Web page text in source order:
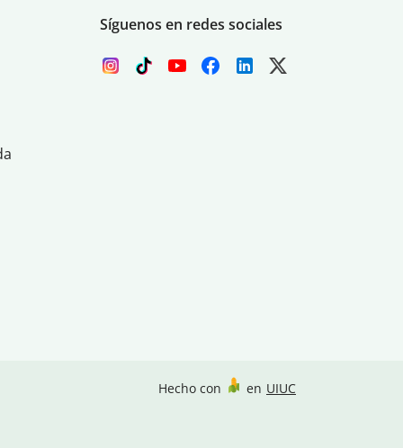
Síguenos en redes sociales
Hecho con en UIUC